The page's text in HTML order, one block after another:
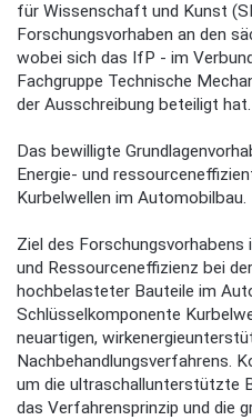
für Wissenschaft und Kunst
Forschungsvorhaben an den
wobei sich das IfP - im
Fachgruppe Technische
der Ausschreibung beteiligt hat.
Das bewilligte
Energie- und
Kurbelwellen im Automobilbau.
Ziel des Forschungsvorhabens
und Ressourceneffizienz bei
hochbelasteter Bauteile im
Schlüsselkomponente
neuartigen,
Nachbehandlungsverfahrens.
um die ultraschallunterstützte
das Verfahrensprinzip und die